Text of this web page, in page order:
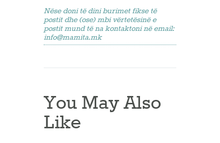
Nëse doni të dini burimet fikse të
postit dhe (ose) mbi vërtetësinë e
postit mund të na kontaktoni në email:
info@mamita.mk
You May Also
Like